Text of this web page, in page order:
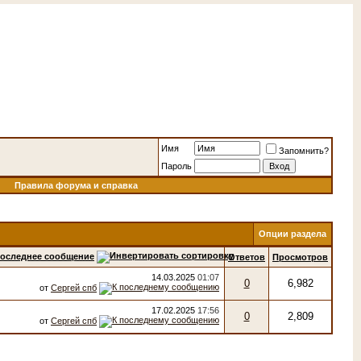
Имя
Запомнить?
Пароль
Правила форума и справка
Опции раздела
сообщение Ответов Просмотров
14.03.2025 01:07
от Сергей спб 0 6,982
17.02.2025 17:56
от Сергей спб 0 2,809